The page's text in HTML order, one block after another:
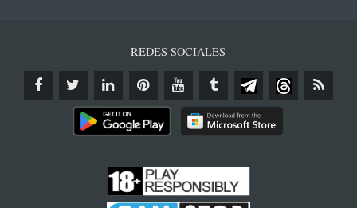
REDES SOCIALES